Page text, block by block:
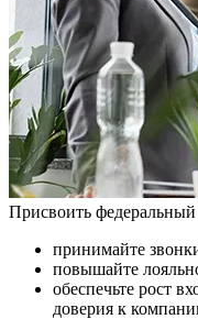
Присвоить
принимайте
повышайте
обеспечьте рост
доверия к